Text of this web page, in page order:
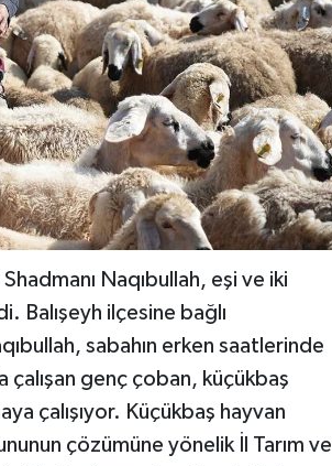
Naqıbullah, eşi ve iki
Balışeyh ilçesine bağlı
sabahın erken saatlerinde
çalışan genç çoban, küçükbaş
çalışıyor. Küçükbaş hayvan
çözümüne yönelik İl Tarım ve